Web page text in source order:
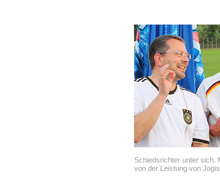
Schiedsrichter unter sich.
von der Leistung von